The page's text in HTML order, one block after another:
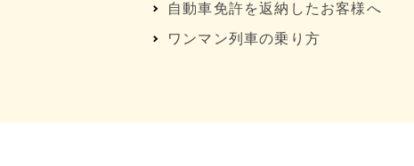
自動車免許を返納したお客様へ
ワンマン列車の乗り方